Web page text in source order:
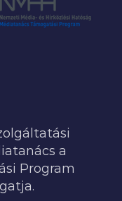
a
Program